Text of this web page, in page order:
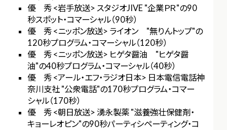
優 秀 <岩手放送> スタジオJIVE "企業ＰＲ"の90
秒スポット・コマーシャル（90秒）
優 秀 <ニッポン放送> ライオン "無りんトップ"の
120秒プログラム・コマーシャル（120秒）
優 秀 <ニッポン放送> ヒゲタ醤油 "ヒゲタ醤
油"の40秒プログラム・コマーシャル（40秒）
優 秀 <アール・エフ・ラジオ日本> 日本電信電話神
奈川支社 "公衆電話"の170秒プログラム・コマー
シャル（170秒）
優 秀 <朝日放送> 湧永製薬 "滋養強壮保健剤・
キョーレオピン"の90秒パーティシペーティング・コ